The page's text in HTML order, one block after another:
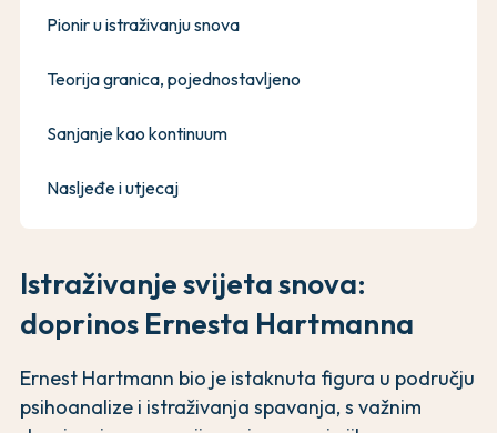
Istraživanje svijeta snova:
doprinos Ernesta Hartmanna
Ernest Hartmann bio je istaknuta figura u području
psihoanalize i istraživanja spavanja, s važnim
Pionir u istraživanju snova
Teorija granica, pojednostavljeno
Sanjanje kao kontinuum
Nasljeđe i utjecaj